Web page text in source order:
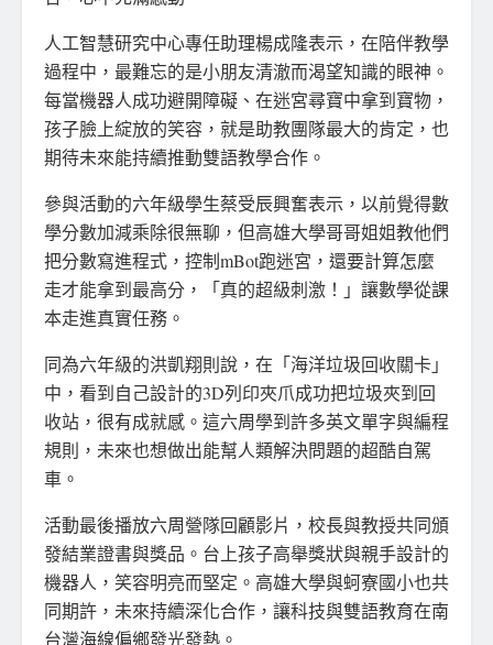
人工智慧研究中心專任助理楊成隆表示，在陪伴教學
過程中，最難忘的是小朋友清澈而渴望知識的眼神。
每當機器人成功避開障礙、在迷宮尋寶中拿到寶物，
孩子臉上綻放的笑容，就是助教團隊最大的肯定，也
期待未來能持續推動雙語教學合作。
參與活動的六年級學生蔡受辰興奮表示，以前覺得數
學分數加減乘除很無聊，但高雄大學哥哥姐姐教他們
把分數寫進程式，控制mBot跑迷宮，還要計算怎麼
走才能拿到最高分，「真的超級刺激！」讓數學從課
本走進真實任務。
同為六年級的洪凱翔則說，在「海洋垃圾回收關卡」
中，看到自己設計的3D列印夾爪成功把垃圾夾到回
收站，很有成就感。這六周學到許多英文單字與編程
規則，未來也想做出能幫人類解決問題的超酷自駕
車。
活動最後播放六周營隊回顧影片，校長與教授共同頒
發結業證書與獎品。台上孩子高舉獎狀與親手設計的
機器人，笑容明亮而堅定。高雄大學與蚵寮國小也共
同期許，未來持續深化合作，讓科技與雙語教育在南
台灣海線偏鄉發光發熱。